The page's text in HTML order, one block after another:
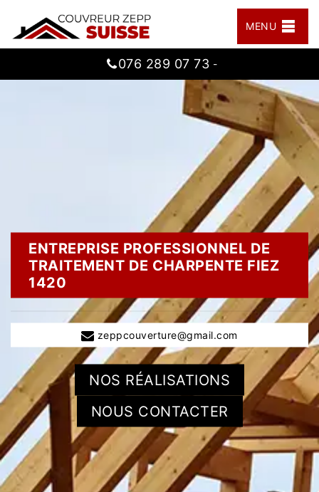
MENU
076 289 07 73 -
ENTREPRISE PROFESSIONNEL DE
TRAITEMENT DE CHARPENTE FIEZ
1420
zeppcouverture@gmail.com
NOS RÉALISATIONS
NOUS CONTACTER